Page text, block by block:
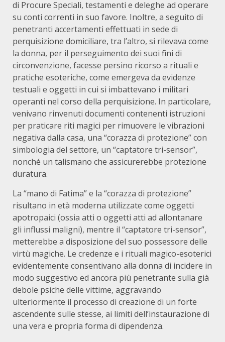
di Procure Speciali, testamenti e deleghe ad operare
su conti correnti in suo favore. Inoltre, a seguito di
penetranti accertamenti effettuati in sede di
perquisizione domiciliare, tra l’altro, si rilevava come
la donna, per il perseguimento dei suoi fini di
circonvenzione, facesse persino ricorso a rituali e
pratiche esoteriche, come emergeva da evidenze
testuali e oggetti in cui si imbattevano i militari
operanti nel corso della perquisizione. In particolare,
venivano rinvenuti documenti contenenti istruzioni
per praticare riti magici per rimuovere le vibrazioni
negativa dalla casa, una “corazza di protezione” con
simbologia del settore, un “captatore tri-sensor”,
nonché un talismano che assicurerebbe protezione
duratura.
La “mano di Fatima” e la “corazza di protezione”
risultano in età moderna utilizzate come oggetti
apotropaici (ossia atti o oggetti atti ad allontanare
gli influssi maligni), mentre il “captatore tri-sensor”,
metterebbe a disposizione del suo possessore delle
virtù magiche. Le credenze e i rituali magico-esoterici
evidentemente consentivano alla donna di incidere in
modo suggestivo ed ancora più penetrante sulla già
debole psiche delle vittime, aggravando
ulteriormente il processo di creazione di un forte
ascendente sulle stesse, ai limiti dell’instaurazione di
una vera e propria forma di dipendenza.